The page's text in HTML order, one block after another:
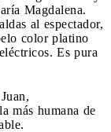
Magdalena.
al espectador,
color platino
Es pura
más humana de